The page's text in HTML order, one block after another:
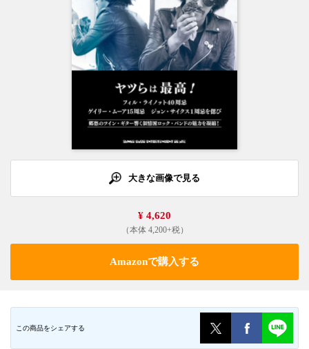
大きな画像で見る
¥ 4,620
（本体 4,200+税）
Amazonで購入する
この商品をシェアする